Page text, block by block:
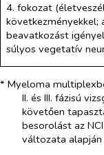
4. fokozat
következményekkel;
beavatkozást
súlyos vegetatív
* Myeloma
II. és III. fázisú
követően
besorolást az
változata